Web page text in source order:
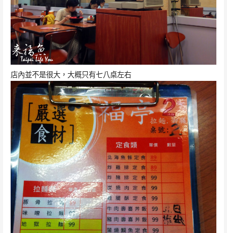
店內並不是很大，大概只有七八桌左右